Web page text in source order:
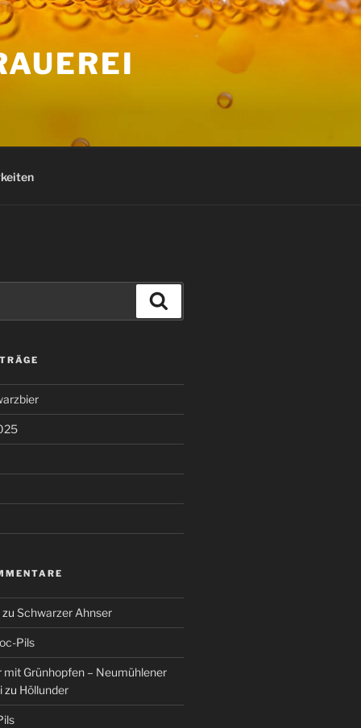
zu Schwarzer Ahnser
Pils
mit Grünhopfen – Neumühlener
zu Höllunder